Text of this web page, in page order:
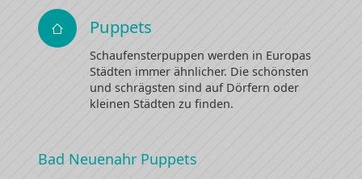
Puppets
Schaufensterpuppen werden in Europas
Städten immer ähnlicher. Die schönsten
und schrägsten sind auf Dörfern oder
kleinen Städten zu finden.
Bad Neuenahr Puppets